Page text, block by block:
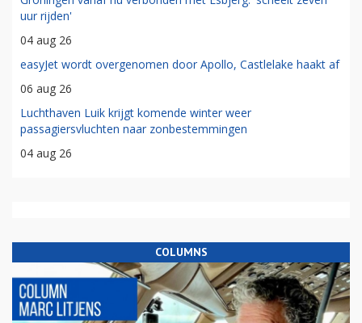
uur rijden'
04 aug 26
easyJet wordt overgenomen door Apollo, Castlelake haakt af
06 aug 26
Luchthaven Luik krijgt komende winter weer
passagiersvluchten naar zonbestemmingen
04 aug 26
COLUMNS